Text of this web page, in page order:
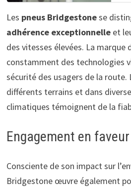
Les pneus Bridgestonese
adhérence exceptionnelleet
des vitesses élevées. La marque
constamment des technologies
sécurité des usagers de la route.
différents terrains et dans
climatiques témoignent de la
Engagement en
Consciente de son impact sur
Bridgestone œuvre également